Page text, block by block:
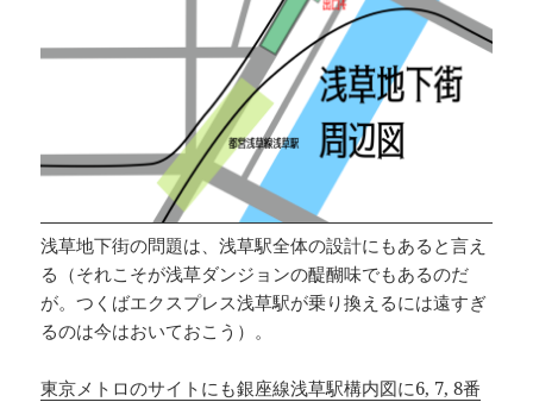
浅草地下街の問題は、浅草駅全体の設計にもあると言え
る（それこそが浅草ダンジョンの醍醐味でもあるのだ
が。つくばエクスプレス浅草駅が乗り換えるには遠すぎ
るのは今はおいておこう）。
東京メトロのサイトにも銀座線浅草駅構内図に6, 7, 8番